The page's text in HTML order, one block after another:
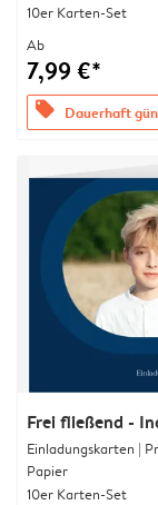
10er Karten-Set
Ab
7,99 €*
offers Dauerhaft
Frei fließend -
Einladungskarten |
Papier
10er Karten-Set